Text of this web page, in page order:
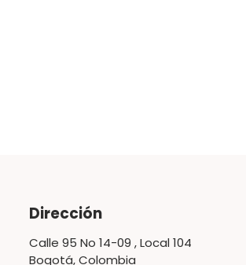
Dirección
Calle 95 No 14-09 , Local 104
Bogotá, Colombia